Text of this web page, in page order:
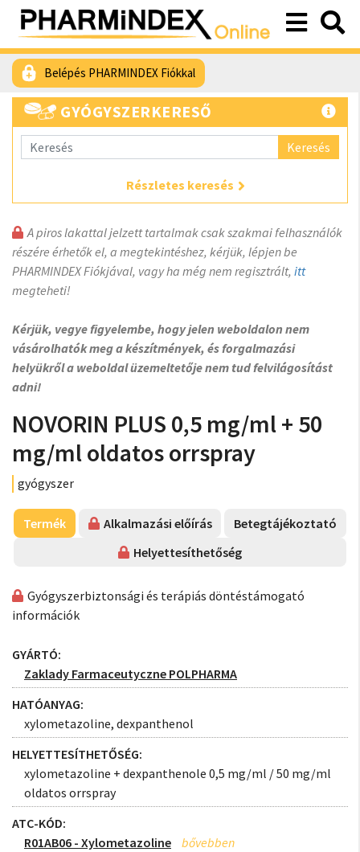
Belépés PHARMINDEX Fiókkal
GYÓGYSZERKERESŐ
Keresés
Részletes keresés
A piros lakattal jelzett tartalmak csak szakmai felhasználók
részére érhetők el, a megtekintéshez, kérjük, lépjen be
PHARMINDEX Fiókjával, vagy ha még nem regisztrált, itt
megteheti!
Kérjük, vegye figyelembe, hogy jelen weboldalon nem
vásárolhatók meg a készítmények, és forgalmazási
helyükről a weboldal üzemeltetője nem tud felvilágosítást
adni!
NOVORIN PLUS 0,5 mg/ml + 50
mg/ml oldatos orrspray
gyógyszer
Termék Alkalmazási előírás
Betegtájékoztató
Helyettesíthetőség
Gyógyszerbiztonsági és terápiás döntéstámogató
információk
GYÁRTÓ:
Zaklady Farmaceutyczne POLPHARMA
HATÓANYAG:
xylometazoline, dexpanthenol
HELYETTESÍTHETŐSÉG:
xylometazoline + dexpanthenole 0,5 mg/ml / 50 mg/ml
oldatos orrspray
ATC-KÓD:
R01AB06 - Xylometazoline